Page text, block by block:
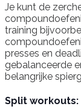
Je kunt de
training
presses en
gebalanceerde
belangrijke
Split